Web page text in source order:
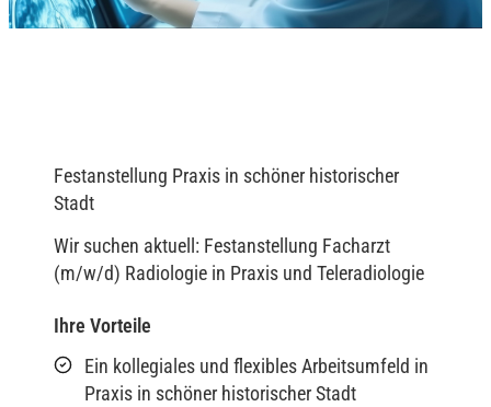
Festanstellung Praxis in schöner historischer
Stadt
Wir suchen aktuell: Festanstellung Facharzt
(m/w/d) Radiologie in Praxis und Teleradiologie
Ihre Vorteile
Ein kollegiales und flexibles Arbeitsumfeld in
Praxis in schöner historischer Stadt